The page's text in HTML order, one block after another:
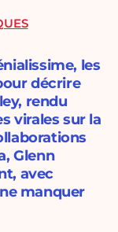
les
décrire
rendu
virales sur la
Glenn
avec
manquer